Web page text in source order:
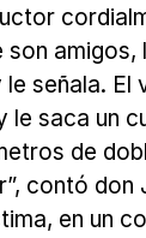
son amigos,
le señala. El
le saca un
de
contó don
en un